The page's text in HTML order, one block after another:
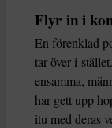
Flyr in i
En förenklad
tar över i
ensamma,
har gett upp
itu med deras